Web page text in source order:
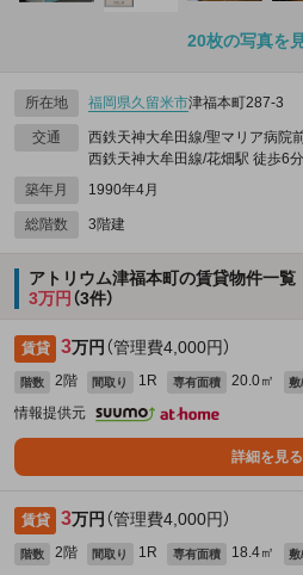
20枚の写真を
所在地 福岡県久留米市津福本町287‐3
交通
西鉄天神大牟田線/聖マリア病院
西鉄天神大牟田線/花畑駅 徒歩6分
築年月
1990年4月
総階数 3階建
アトリウム津福本町の賃貸物件一覧
3万円 （3件）
賃貸 3万円 （管理費4,000円）
階数 2階 間取り 1R 専有面積 20.0㎡ 敷
情報提供元
詳細を見る
賃貸 3万円 （管理費4,000円）
階数 2階 間取り 1R 専有面積 18.4㎡ 敷